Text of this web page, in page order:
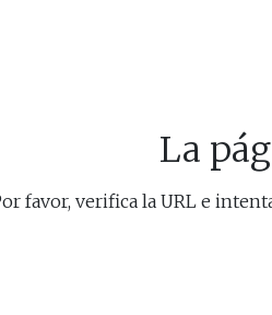
La
favor, verifica la URL e